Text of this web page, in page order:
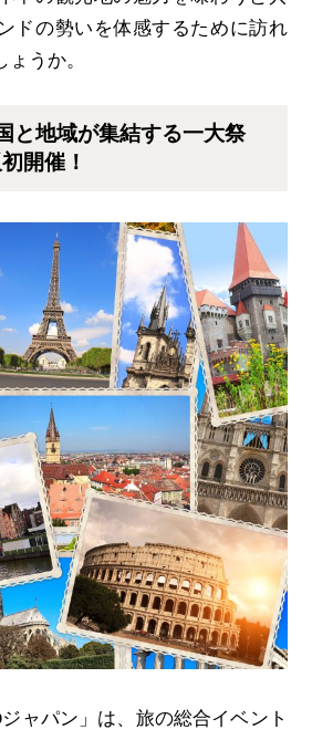
ドの勢いを体感するために訪れ
うか。
と地域が集結する一大祭
開催！
ジャパン」は、旅の総合イベント